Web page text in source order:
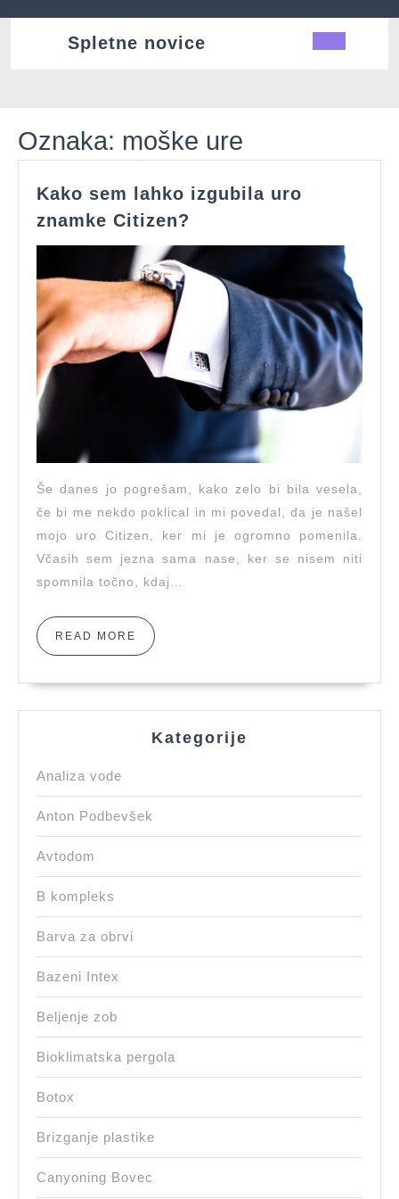
Spletne novice
Oznaka: moške ure
Kako sem lahko izgubila uro
znamke Citizen?
lahko
izgubila
znamke
Citizen?
Še danes jo pogrešam, kako zelo bi bila vesela,
če bi me nekdo poklical in mi povedal, da je našel
mojo uro Citizen, ker mi je ogromno pomenila.
Včasih sem jezna sama nase, ker se nisem niti
spomnila točno, kdaj…
READ MORE READ
MORE
Kategorije
Analiza vode
Anton Podbevšek
Avtodom
B kompleks
Barva za obrvi
Bazeni Intex
Beljenje zob
Bioklimatska pergola
Botox
Brizganje plastike
Canyoning Bovec